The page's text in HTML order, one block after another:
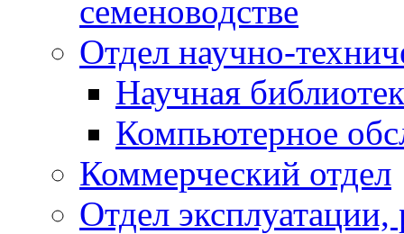
семеноводстве
Отдел научно-
Научная
Компьютерное
Коммерческий отдел
Отдел